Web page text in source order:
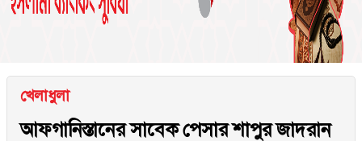
খেলাধুলা
আফগানিস্তানের সাবেক পেসার শাপুর জাদরান